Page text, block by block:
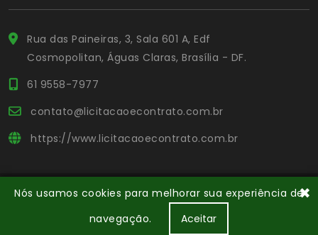
Rua das Paineiras, 3, Sala 601 A, Edf
Cosmopolitan, Águas Claras, Brasília - DF.
61 9558-7977
contato@licitacaoecontrato.com.br
https://www.licitacaoecontrato.com.br
© Copyright Portal L&C. Todos os direitos reservados.
Desenvolvido por Portal L&CCapacitação
Nós usamos cookies para melhorar sua experiência de
navegação.
Aceitar
✖